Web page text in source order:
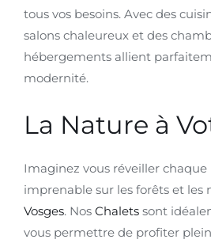
tous vos besoins. Avec des
salons chaleureux et des
hébergements allient
modernité.
La Nature à
Imaginez vous réveiller
imprenable sur les forêts et les
Vosges. Nos Chalets sont
vous permettre de profiter